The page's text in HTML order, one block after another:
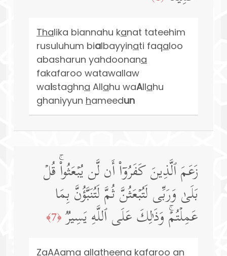
Thalika biannahu kanat tateehim
rusuluhum bialbayyinati faqaloo
abasharun yahdoonana
fakafaroo watawallaw
waistaghna Allahu waAllahu
ghaniyyun hameedun
زَعَمَ ٱلَّذِینَ كَفَرُوۤا۟ أَن لَّن یُبۡعَثُوا۟ۚ قُلۡ
بَلَىٰ وَرَبِّی لَتُبۡعَثُنَّ ثُمَّ لَتُنَبَّؤُنَّ بِمَا
عَمِلۡتُمۡۚ وَذَ ٰ⁠لِكَ عَلَى ٱللَّهِ یَسِیرࣱ ﴿7﴾
ZaAAama allatheena kafaroo an